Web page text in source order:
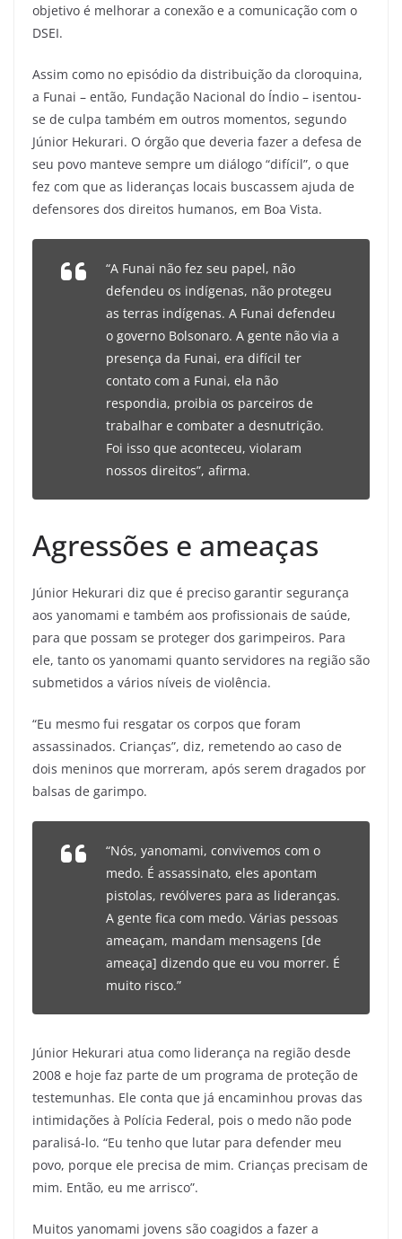
objetivo é melhorar a conexão e a comunicação com o
DSEI.
Assim como no episódio da distribuição da cloroquina,
a Funai – então, Fundação Nacional do Índio – isentou-
se de culpa também em outros momentos, segundo
Júnior Hekurari. O órgão que deveria fazer a defesa de
seu povo manteve sempre um diálogo “difícil”, o que
fez com que as lideranças locais buscassem ajuda de
defensores dos direitos humanos, em Boa Vista.
“A Funai não fez seu papel, não
defendeu os indígenas, não protegeu
as terras indígenas. A Funai defendeu
o governo Bolsonaro. A gente não via a
presença da Funai, era difícil ter
contato com a Funai, ela não
respondia, proibia os parceiros de
trabalhar e combater a desnutrição.
Foi isso que aconteceu, violaram
nossos direitos”, afirma.
Agressões e ameaças
Júnior Hekurari diz que é preciso garantir segurança
aos yanomami e também aos profissionais de saúde,
para que possam se proteger dos garimpeiros. Para
ele, tanto os yanomami quanto servidores na região são
submetidos a vários níveis de violência.
“Eu mesmo fui resgatar os corpos que foram
assassinados. Crianças”, diz, remetendo ao caso de
dois meninos que morreram, após serem dragados por
balsas de garimpo.
“Nós, yanomami, convivemos com o
medo. É assassinato, eles apontam
pistolas, revólveres para as lideranças.
A gente fica com medo. Várias pessoas
ameaçam, mandam mensagens [de
ameaça] dizendo que eu vou morrer. É
muito risco.”
Júnior Hekurari atua como liderança na região desde
2008 e hoje faz parte de um programa de proteção de
testemunhas. Ele conta que já encaminhou provas das
intimidações à Polícia Federal, pois o medo não pode
paralisá-lo. “Eu tenho que lutar para defender meu
povo, porque ele precisa de mim. Crianças precisam de
mim. Então, eu me arrisco”.
Muitos yanomami jovens são coagidos a fazer a